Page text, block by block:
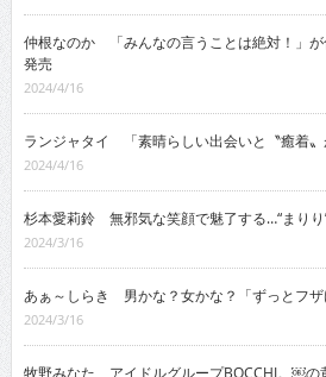
仲根なのか 「みんなの言うことは絶対！」が
発売
2024/4/16
ランジャタイ 「素晴らしい出会いと〝癒着〟
2024/4/16
杉本愛莉鈴 無邪気な笑顔で魅了する…“まりり
2024/3/16
あぁ～しらき 男かな？女かな？「ずっとフザ
2024/3/16
牧野みなた アイドルグループBOCCHI。￼の